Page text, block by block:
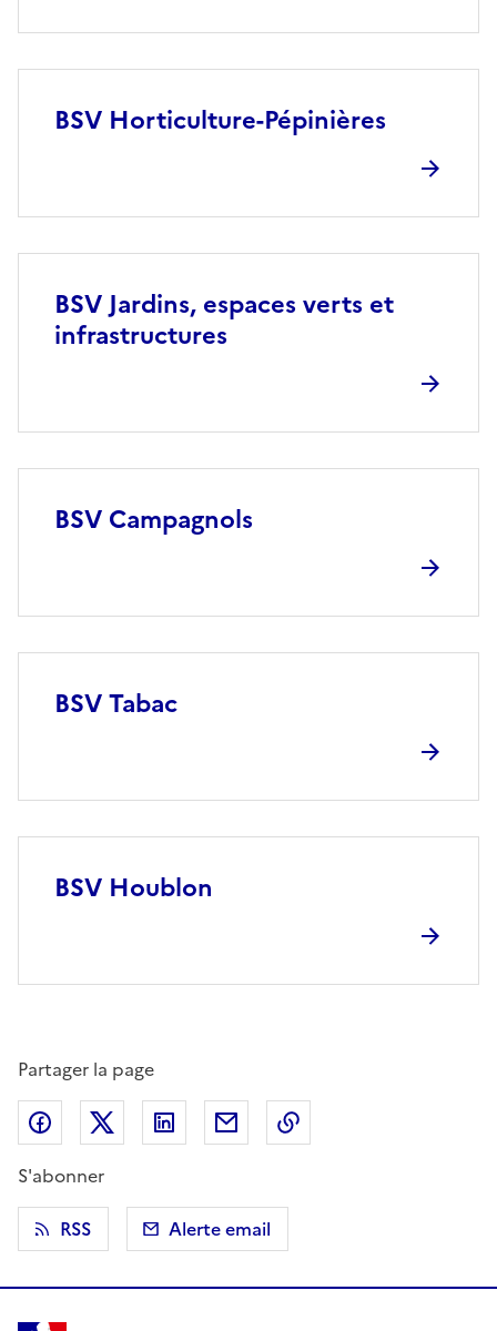
BSV Horticulture-Pépinières
BSV Jardins, espaces verts et
infrastructures
BSV Campagnols
BSV Tabac
BSV Houblon
Partager la page
Partager sur Facebook
Partager sur X (anciennement Twitter)
Partager sur LinkedIn
Partager par email
S'abonner
RSS
Alerte email